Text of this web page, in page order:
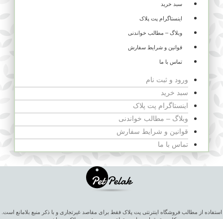
سبد خرید
اینستاگرام پت پلاک
وبلاگ – مطالب خواندنی
قوانین و شرایط سفارش
تماس با ما
ورود و ثبت نام
سبد خرید
اینستاگرام پت پلاک
وبلاگ – مطالب خواندنی
قوانین و شرایط سفارش
تماس با ما
استفاده از مطالب فروشگاه اینترنتی پت پلاک فقط برای مقاصد غیرتجاری و با ذکر منبع بلامانع است.